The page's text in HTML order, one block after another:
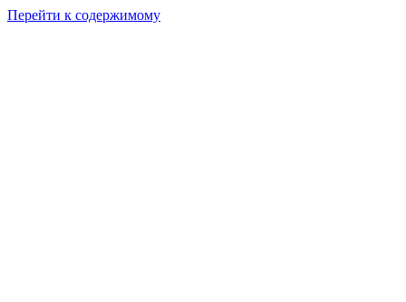
Перейти к содержимому